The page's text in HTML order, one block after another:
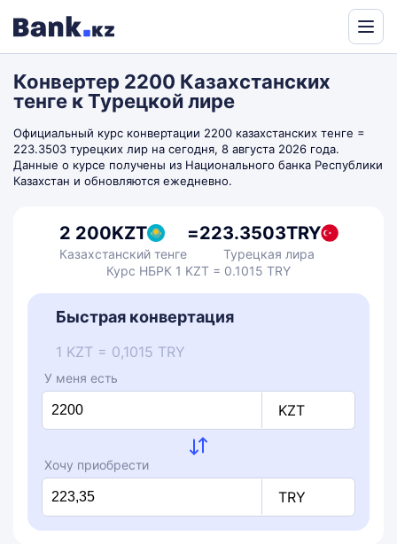
by
Translate
Конвертер 2200 Казахстанских
тенге к Турецкой лире
Официальный курс конвертации 2200 казахстанских тенге =
223.3503 турецких лир на сегодня, 8 августа 2026 года.
Данные о курсе получены из Национального банка Республики
Казахстан и обновляются ежедневно.
2 200KZT
Казахстанский тенге
=223.3503TRY
Турецкая лира
Курс НБРК 1 KZT = 0.1015 TRY
Быстрая конвертация
1 KZT = 0,1015 TRY
У меня есть
KZT
Хочу приобрести
TRY